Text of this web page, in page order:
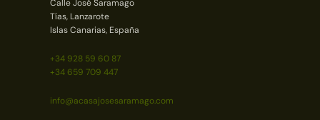
Calle José Saramago
Tías, Lanzarote
Islas Canarias, España
+34 928 59 60 87
+34 659 709 447
info@acasajosesaramago.com